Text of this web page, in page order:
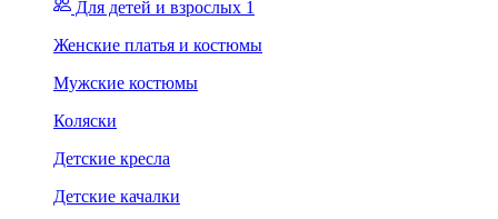
Для детей и взрослых 1
Женские платья и костюмы
Мужские костюмы
Коляски
Детские кресла
Детские качалки